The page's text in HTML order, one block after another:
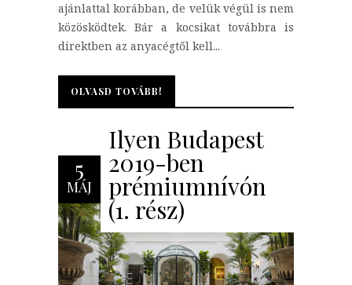
ajánlattal korábban, de velük végül is nem
közösködtek. Bár a kocsikat továbbra is
direktben az anyacégtől kell...
OLVASD TOVÁBB!
OLVASD TOVÁBB!
5
MÁJ
Ilyen Budapest
2019-ben
prémiumnívón
(1. rész)